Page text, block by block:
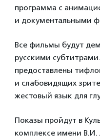
программа с
и документальными
Все фильмы будут
русскими
предоставлены
и слабовидящих
жестовый язык для
Показы пройдут в
комплексе имени В.И.